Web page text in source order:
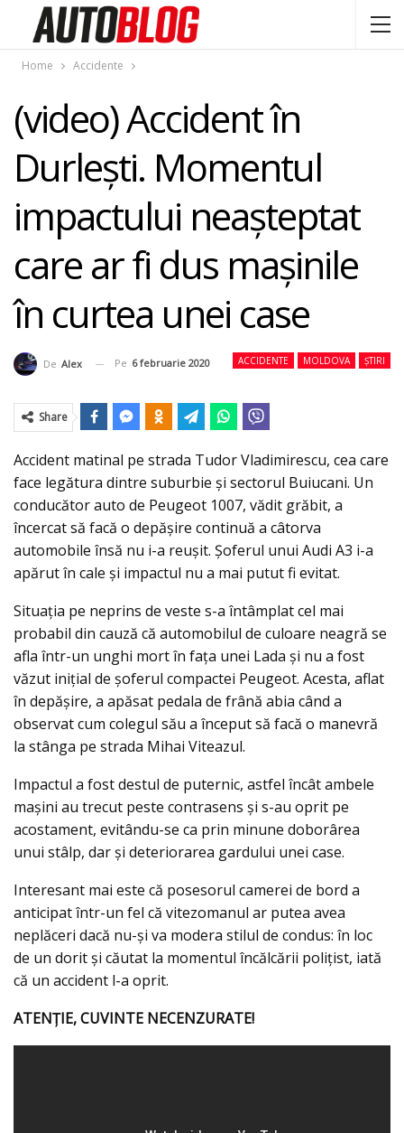
Home Accidente
(video) Accident în
Durleşti. Momentul
impactului neaşteptat
care ar fi dus maşinile
în curtea unei case
ACCIDENTE MOLDOVA ȘTIRI
De Alex Pe 6 februarie 2020
Share
Accident matinal pe strada Tudor Vladimirescu, cea care
face legătura dintre suburbie şi sectorul Buiucani. Un
conducător auto de Peugeot 1007, vădit grăbit, a
încercat să facă o depăşire continuă a câtorva
automobile însă nu i-a reuşit. Şoferul unui Audi A3 i-a
apărut în cale şi impactul nu a mai putut fi evitat.
Situaţia pe neprins de veste s-a întâmplat cel mai
probabil din cauză că automobilul de culoare neagră se
afla într-un unghi mort în faţa unei Lada şi nu a fost
văzut iniţial de şoferul compactei Peugeot. Acesta, aflat
în depăşire, a apăsat pedala de frână abia când a
observat cum colegul său a început să facă o manevră
la stânga pe strada Mihai Viteazul.
Impactul a fost destul de puternic, astfel încât ambele
maşini au trecut peste contrasens şi s-au oprit pe
acostament, evitându-se ca prin minune doborârea
unui stâlp, dar şi deteriorarea gardului unei case.
Interesant mai este că posesorul camerei de bord a
anticipat într-un fel că vitezomanul ar putea avea
neplăceri dacă nu-şi va modera stilul de condus: în loc
de un dorit şi căutat la momentul încălcării poliţist, iată
că un accident l-a oprit.
ATENŢIE, CUVINTE NECENZURATE!